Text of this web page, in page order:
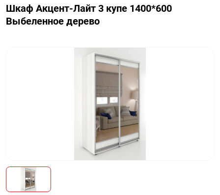
Шкаф Акцент-Лайт 3 купе 1400*600
Выбеленное дерево